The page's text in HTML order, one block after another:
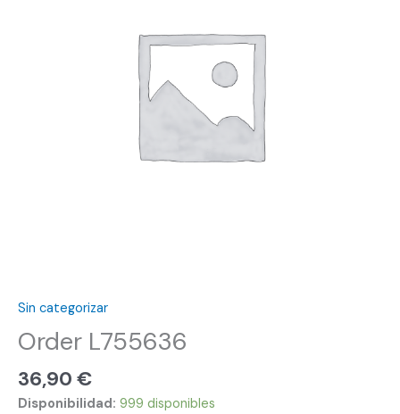
Sin categorizar
Order L755636
36,90 €
Disponibilidad: 999 disponibles